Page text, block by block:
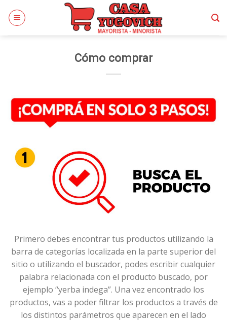
Cómo comprar
Primero debes encontrar tus productos utilizando la
barra de categorías localizada en la parte superior del
sitio o utilizando el buscador, podes escribir cualquier
palabra relacionada con el producto buscado, por
ejemplo “yerba indega”. Una vez encontrado los
productos, vas a poder filtrar los productos a través de
los distintos parámetros que aparecen en el lado